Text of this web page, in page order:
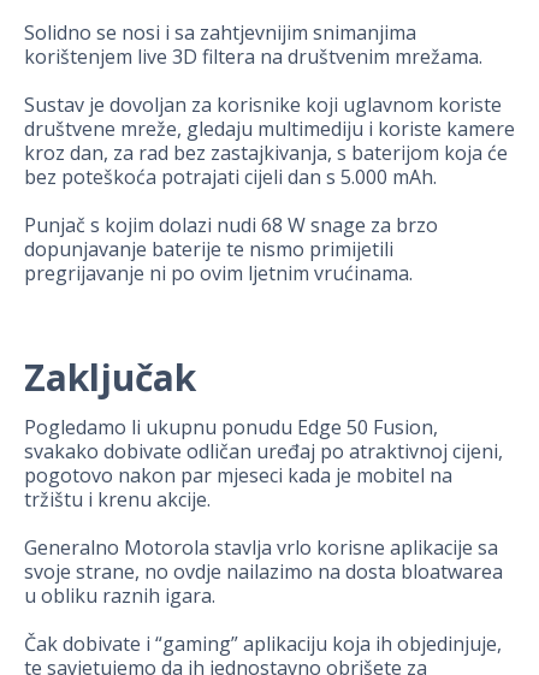
Solidno se nosi i sa zahtjevnijim snimanjima
korištenjem live 3D filtera na društvenim mrežama.
Sustav je dovoljan za korisnike koji uglavnom koriste
društvene mreže, gledaju multimediju i koriste kamere
kroz dan, za rad bez zastajkivanja, s baterijom koja će
bez poteškoća potrajati cijeli dan s 5.000 mAh.
Punjač s kojim dolazi nudi 68 W snage za brzo
dopunjavanje baterije te nismo primijetili
pregrijavanje ni po ovim ljetnim vrućinama.
Zaključak
Pogledamo li ukupnu ponudu Edge 50 Fusion,
svakako dobivate odličan uređaj po atraktivnoj cijeni,
pogotovo nakon par mjeseci kada je mobitel na
tržištu i krenu akcije.
Generalno Motorola stavlja vrlo korisne aplikacije sa
svoje strane, no ovdje nailazimo na dosta bloatwarea
u obliku raznih igara.
Čak dobivate i “gaming” aplikaciju koja ih objedinjuje,
te savjetujemo da ih jednostavno obrišete za